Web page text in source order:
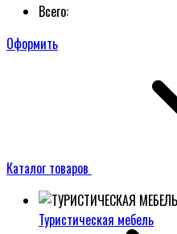
Всего:
Оформить
Каталог товаров
Туристическая мебель